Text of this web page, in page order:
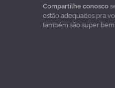
Compartilhe conosco
estão adequados pra
também são super